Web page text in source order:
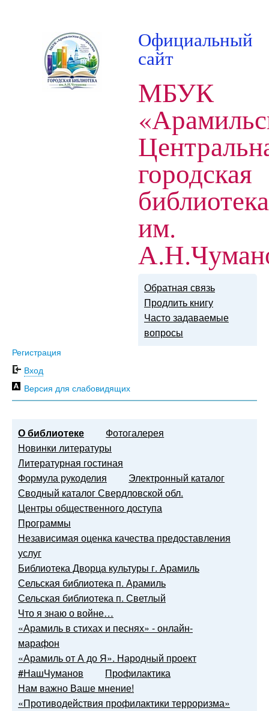
Официальный
сайт
МБУК
городская
библиотека
им.
Обратная связь
Продлить книгу
Часто задаваемые
вопросы
Регистрация
Вход
Версия для слабовидящих
О библиотеке
Фотогалерея
Новинки литературы
Литературная гостиная
Формула рукоделия
Электронный каталог
Сводный каталог Свердловской обл.
Центры общественного доступа
Программы
Независимая оценка качества предоставления
услуг
Библиотека Дворца культуры г. Арамиль
Сельская библиотека п. Арамиль
Сельская библиотека п. Светлый
Что я знаю о войне…
«Арамиль в стихах и песнях» - онлайн-
марафон
«Арамиль от А до Я». Народный проект
#НашЧуманов
Профилактика
Нам важно Ваше мнение!
«Противодействия профилактики терроризма»